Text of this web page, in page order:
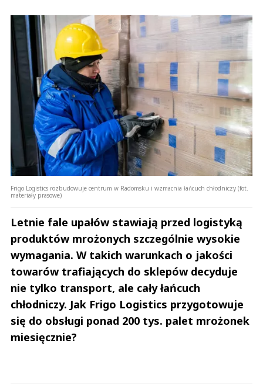
Frigo Logistics rozbudowuje centrum w Radomsku i wzmacnia łańcuch chłodniczy (fot.
materiały prasowe)
Letnie fale upałów stawiają przed logistyką
produktów mrożonych szczególnie wysokie
wymagania. W takich warunkach o jakości
towarów trafiających do sklepów decyduje
nie tylko transport, ale cały łańcuch
chłodniczy. Jak Frigo Logistics przygotowuje
się do obsługi ponad 200 tys. palet mrożonek
miesięcznie?